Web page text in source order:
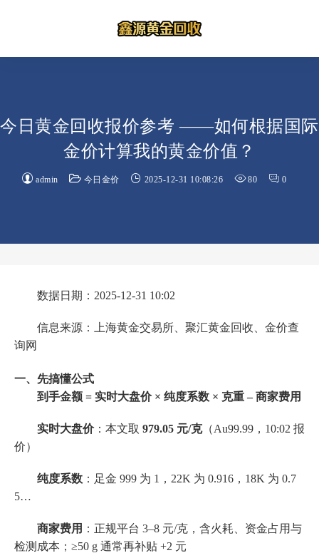
今日黄金回收报价参考 ——如何根据国际
金价计算我的黄金价值？
admin 今日金价 2025-12-31 10:08:26 80 0
数据日期：2025-12-31 10:02
信息来源：上海黄金交易所、聚汇黄金回收、金价查
询网
一、先搞懂公式
到手金额 = 实时大盘价 × 纯度系数 × 克重 – 商家费用
实时大盘价：本文取 979.05 元/克（Au99.99，10:02 报
价）
纯度系数 ：足金 999 为 1，22K 为 0.916，18K 为 0.7
5…
商家费用 ：正规平台 3–8 元/克，含火耗、资金占用与
检测成本；≥50 g 通常再补贴 +2 元